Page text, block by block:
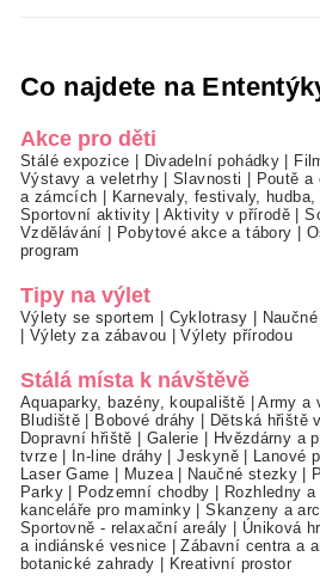
Co najdete na
Akce pro děti
Stálé expozice | Divadelní pohádky |
Výstavy a veletrhy|Slavnosti | Poutě a
a zámcích | Karnevaly, festivaly, hudba,
Sportovní aktivity|Aktivity v přírodě |
Vzdělávání | Pobytové akce a tábory |
program
Tipy na výlet
Výlety se sportem | Cyklotrasy |
| Výlety za zábavou |Výlety přírodou
Stálá místa k návštěvě
Aquaparky, bazény, koupaliště |Army a
Bludiště | Bobové dráhy | Dětská hřiště
Dopravní hřiště | Galerie | Hvězdárny a
tvrze| In-line dráhy |Jeskyně| Lanové
Laser Game | Muzea| Naučné stezky |
Parky| Podzemní chodby | Rozhledny
kanceláře pro maminky |Skanzeny a
Sportovně - relaxační areály | Úniková
a indiánské vesnice |Zábavní centra a
botanické zahrady | Kreativní prostor